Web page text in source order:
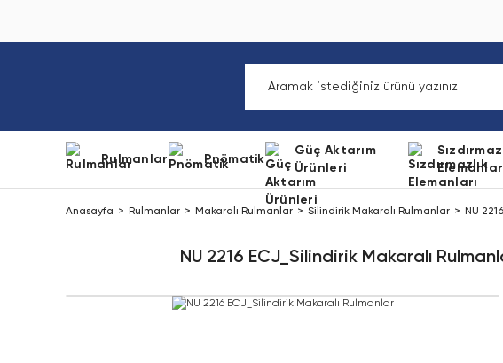
Rulmanlar Pnömatik
Güç Aktarım
Ürünleri
Anasayfa Rulmanlar Makaralı Rulmanlar Silindirik Makaralı Rulmanlar NU
NU 2216 ECJ_Silindirik Makaralı